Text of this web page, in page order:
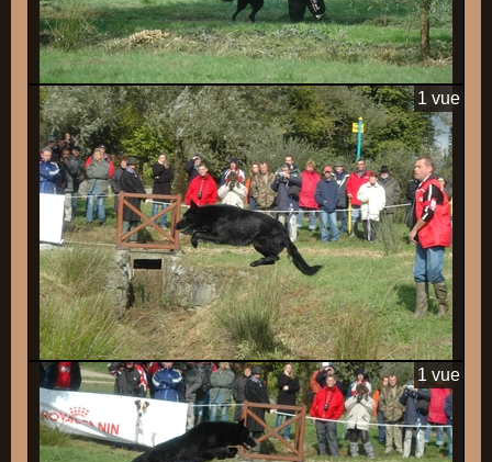
1 vue
1 vue